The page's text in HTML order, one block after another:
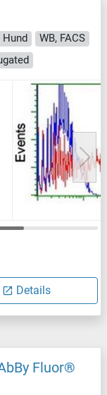
WB, FACS
Details
Fluor®